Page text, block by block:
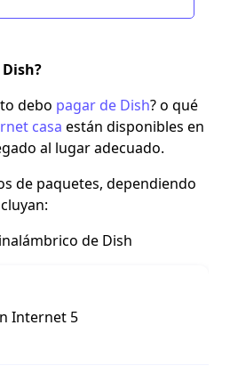
debo pagar de Dish? o qué
casa están disponibles en
al lugar adecuado.
de paquetes, dependiendo
de Dish
Internet 5